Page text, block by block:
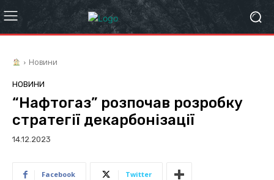
Новини
НОВИНИ
“Нафтогаз” розпочав розробку
стратегії декарбонізації
14.12.2023
Facebook Twitter